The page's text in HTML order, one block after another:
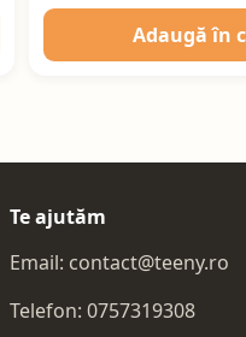
Adaugă în
Te ajutăm
Email: contact@teeny.ro
Telefon:0757319308